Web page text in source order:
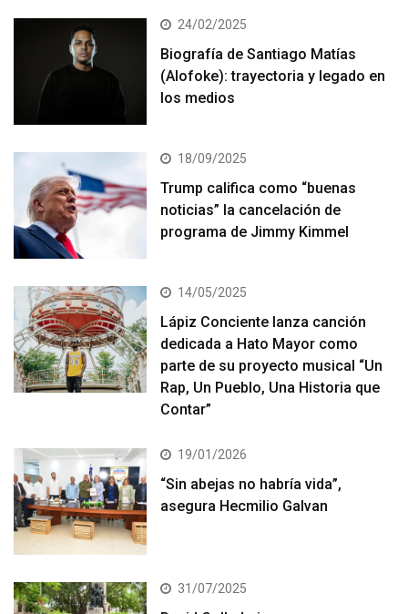
24/02/2025
Biografía de Santiago Matías
(Alofoke): trayectoria y legado en
los medios
18/09/2025
Trump califica como “buenas
noticias” la cancelación de
programa de Jimmy Kimmel
14/05/2025
Lápiz Conciente lanza canción
dedicada a Hato Mayor como
parte de su proyecto musical “Un
Rap, Un Pueblo, Una Historia que
Contar”
19/01/2026
“Sin abejas no habría vida”,
asegura Hecmilio Galvan
31/07/2025